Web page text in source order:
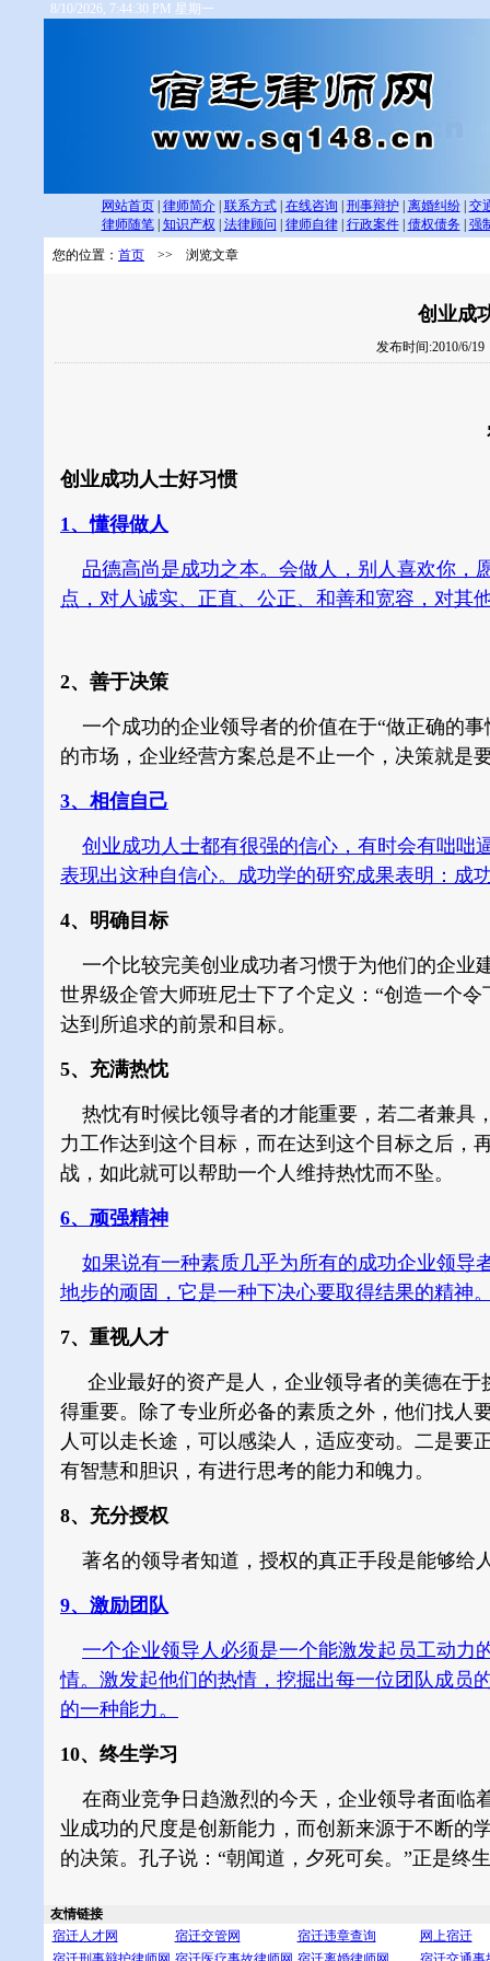
8/10/2026, 7:44:30 PM 星期一
网站首页 律师简介 联系方式| 在线咨询 刑事辩护 离婚纠纷
交
律师随笔
知识产权 法律顾问 律师自律 行政案件 债权债务
强
您的位置： 首页 >> 浏览文章
创业成
发布时间:2010/6/19
创业成功人士好习惯
1、懂得做人
品德高尚是成功之本。会做人，别人喜欢你，
点，对人诚实、正直、公正、和善和宽容，对其
2、善于决策
一个成功的企业领导者的价值在于“做正确的
的市场，企业经营方案总是不止一个，决策就是
3、相信自己
创业成功人士都有很强的信心，有时会有咄咄
表现出这种自信心。成功学的研究成果表明：成
4、明确目标
一个比较完美创业成功者习惯于为他们的企业
世界级企管大师班尼士下了个定义：“创造一个
达到所追求的前景和目标。
5、充满热忱
热忱有时候比领导者的才能重要，若二者兼具
力工作达到这个目标，而在达到这个目标之后，
战，如此就可以帮助一个人维持热忱而不坠。
6、顽强精神
如果说有一种素质几乎为所有的成功企业领导
地步的顽固，它是一种下决心要取得结果的精神
7、重视人才
企业最好的资产是人，企业领导者的美德在于
得重要。除了专业所必备的素质之外，他们找人
人可以走长途，可以感染人，适应变动。二是要
有智慧和胆识，有进行思考的能力和魄力。
8、充分授权
著名的领导者知道，授权的真正手段是能够给
9、激励团队
一个企业领导人必须是一个能激发起员工动力
情。激发起他们的热情，挖掘出每一位团队成员
的一种能力。
10、终生学习
在商业竞争日趋激烈的今天，企业领导者面临
业成功的尺度是创新能力，而创新来源于不断的
的决策。孔子说：“朝闻道，夕死可矣。”正是终
友情链接
宿迁人才网
宿迁交管网 宿迁违章查询
网上宿迁